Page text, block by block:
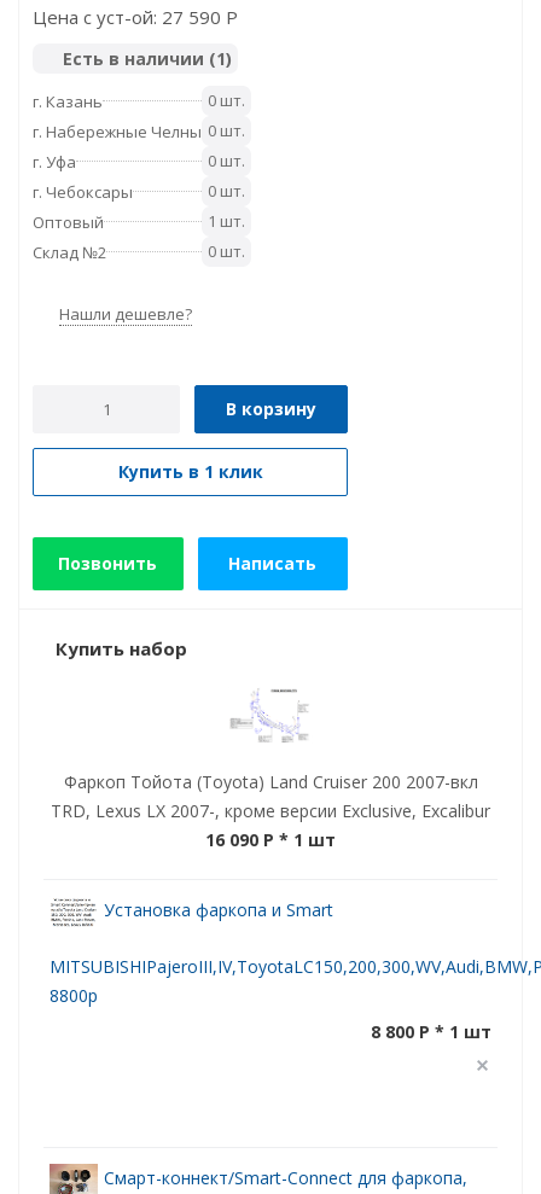
Цена с уст-ой: 27 590 P
Есть в наличии (1)
г. Казань
0 шт.
г. Набережные Челны 0 шт.
г. Уфа
0 шт.
г. Чебоксары
0 шт.
Оптовый
1 шт.
Склад №2
0 шт.
Нашли дешевле?
В корзину
Купить в 1 клик
Позвонить Написать
Купить набор
Фаркоп Тойота (Toyota) Land Cruiser 200 2007-вкл
TRD, Lexus LX 2007-, кроме версии Exclusive, Excalibur
16 090 P * 1 шт
Установка фаркопа и Smart
8800р
8 800 P * 1 шт
Смарт-коннект/Smart-Connect для фаркопа,